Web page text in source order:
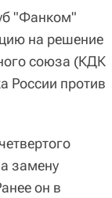
"Фанком"
на решение
союза (КДК
России против
замену
он в